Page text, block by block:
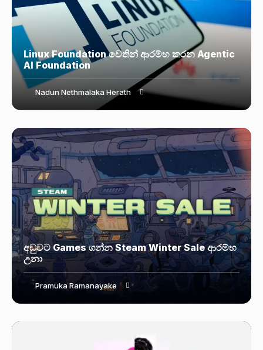
Linux Foundation වෙතින් ආරම්භ කරන Agentic
AI Foundation
Nadun Nethmalaka Herath
අඩුවට Games ගන්න Steam Winter Sale ආරම්භ
උනා
Pramuka Ramanayake